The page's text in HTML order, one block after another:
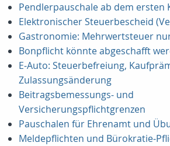
Pendlerpauschale ab dem ersten
Elektronischer Steuerbescheid
Gastronomie: Mehrwertsteuer
Bonpflicht könnte abgeschafft
E‑Auto: Steuerbefreiung,
Zulassungsänderung
Beitragsbemessungs‑ und
Versicherungspflichtgrenzen
Pauschalen für Ehrenamt und
Meldepflichten und